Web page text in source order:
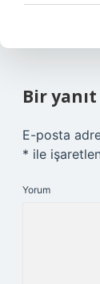
Bir yanıt
E-posta
* ile
Yorum